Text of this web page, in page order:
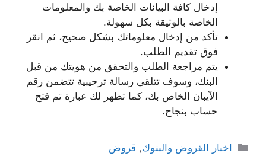
إدخال كافة البيانات الخاصة بك والمعلومات
الخاصة بالوثيقة بكل سهولة.
تأكد من إدخال معلوماتك بشكل صحيح، ثم انقر
فوق تقديم الطلب.
يتم مراجعة الطلب والتحقق من هويتك من قبل
البنك، وسوف تتلقى رسالة ترحيبية تتضمن رقم
الآيبان الخاص بك، كما تظهر لك عبارة تم فتح
حساب بنجاح.
التصنيفات
اخبار القروض والبنوك, قروض